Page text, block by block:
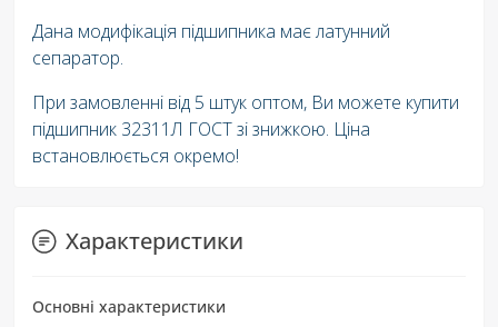
Дана модифікація підшипника має латунний
сепаратор.
При замовленні від 5 штук оптом, Ви можете купити
підшипник 32311Л ГОСТ зі знижкою. Ціна
встановлюється окремо!
Характеристики
Основні характеристики